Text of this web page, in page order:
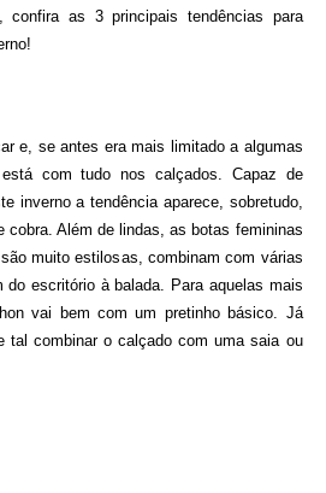
confira as 3 principais tendências para
e, se antes era mais limitado a algumas
com tudo nos calçados. Capaz de
inverno a tendência aparece, sobretudo,
cobra. Além de lindas, as botas femininas
muito estilosas, combinam com várias
do escritório à balada. Para aquelas mais
vai bem com um pretinho básico. Já
tal combinar o calçado com uma saia ou